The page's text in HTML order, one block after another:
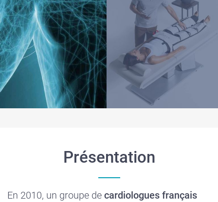
Présentation
En 2010, un groupe de cardiologues français